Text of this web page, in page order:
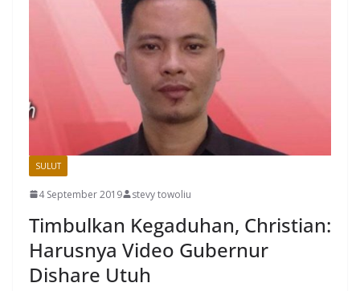
SULUT
4 September 2019 stevy towoliu
Timbulkan Kegaduhan, Christian:
Harusnya Video Gubernur
Dishare Utuh